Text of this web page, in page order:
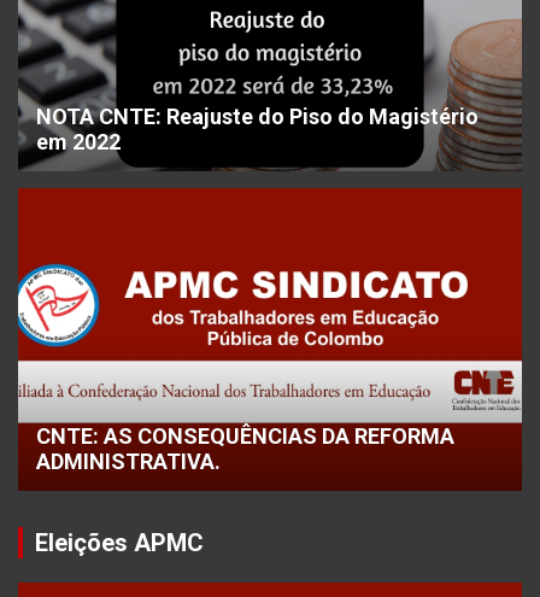
NOTA CNTE: Reajuste do Piso do Magistério
em 2022
CNTE: AS CONSEQUÊNCIAS DA REFORMA
ADMINISTRATIVA.
Eleições APMC